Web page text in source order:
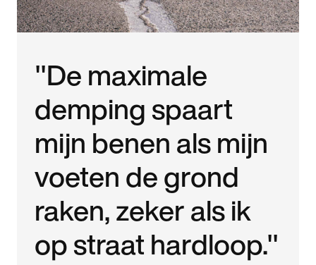
"De maximale
demping spaart
mijn benen als mijn
voeten de grond
raken, zeker als ik
op straat hardloop."